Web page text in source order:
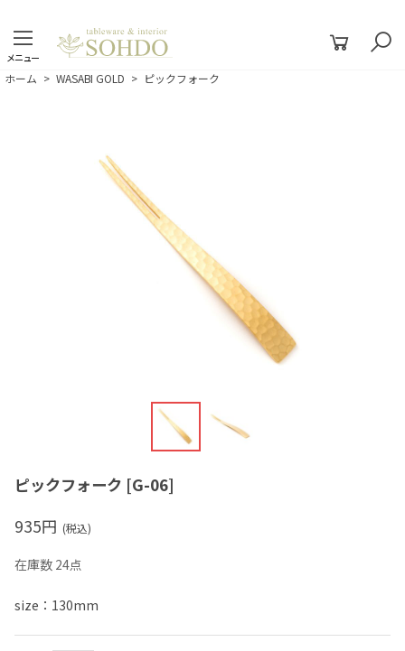
メニュー
ホーム > WASABI GOLD > ピックフォーク
ピックフォーク [G-06]
935円 (税込)
在庫数 24点
size：130mm